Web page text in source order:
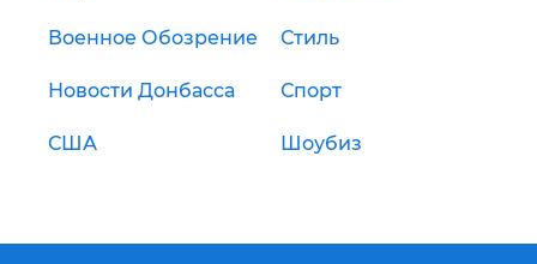
Военное Обозрение Стиль
Новости Донбасса Спорт
США Шоубиз